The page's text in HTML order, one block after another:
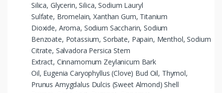
Silica, Glycerin, Silica, Sodium Lauryl
Sulfate, Bromelain, Xanthan Gum, Titanium
Dioxide, Aroma, Sodium Saccharin, Sodium
Benzoate, Potassium, Sorbate, Papain, Menthol, Sodium
Citrate, Salvadora Persica Stem
Extract, Cinnamomum Zeylanicum Bark
Oil, Eugenia Caryophyllus (Clove) Bud Oil, Thymol,
Prunus Amygdalus Dulcis (Sweet Almond) Shell